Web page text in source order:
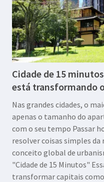
Cidade de 15
está transformando
Nas grandes cidades, o
apenas o tamanho do
com o seu tempo Passar
resolver coisas simples da
conceito global de
"Cidade de 15 Minutos"
transformar capitais